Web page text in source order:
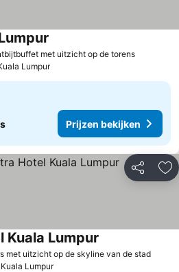
met uitzicht op de torens
Lumpur
Prijzen bekijken
Delen
met uitzicht op de skyline van de stad
Kuala Lumpur
Kuala Lumpur